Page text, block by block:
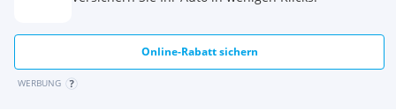
Online-Rabatt sichern
WERBUNG